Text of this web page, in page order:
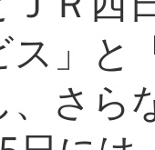
ス」
、さら